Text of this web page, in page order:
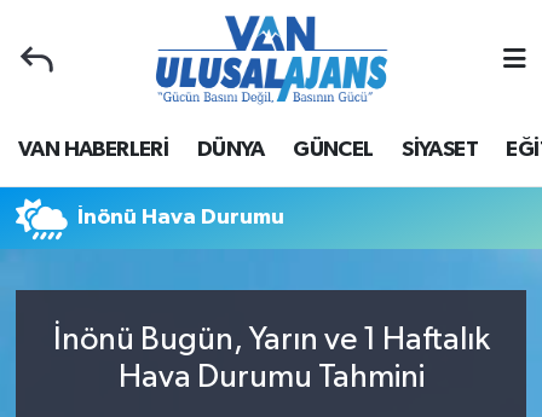
VAN HABERLERİ DÜNYA GÜNCEL SİYASET
İnönü Hava Durumu
İnönü Bugün, Yarın ve 1 Haftalık
Hava Durumu Tahmini
Van Nöbetçi Eczaneler
Van Hava Durumu
Van Namaz Vakitleri
Süper Lig Puan Durumu ve Fikstür